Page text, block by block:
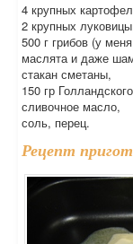
4 крупных
2 крупных
500 г грибов (у
маслята и даже
стакан сметаны,
150 гр
сливочное масло,
соль, перец.
Рецепт